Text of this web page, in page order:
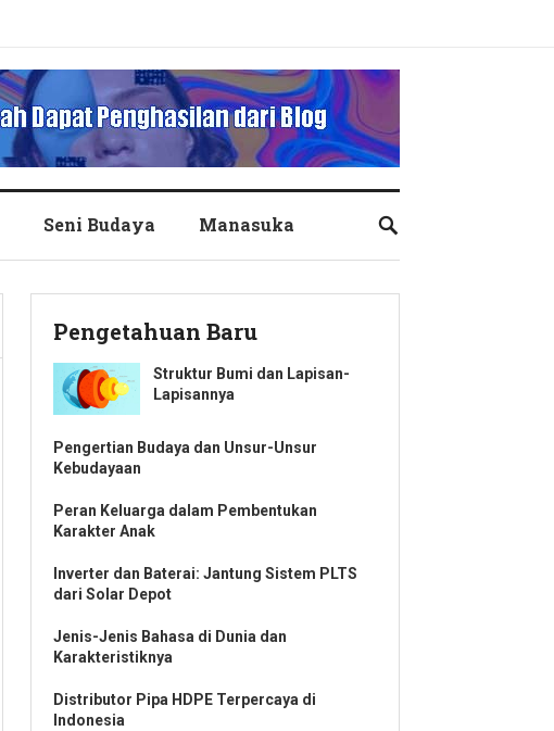
Seni Budaya Manasuka
Pengetahuan Baru
Struktur Bumi dan Lapisan-
Lapisannya
Pengertian Budaya dan Unsur-Unsur
Kebudayaan
Peran Keluarga dalam Pembentukan
Karakter Anak
Inverter dan Baterai: Jantung Sistem PLTS
dari Solar Depot
Jenis-Jenis Bahasa di Dunia dan
Karakteristiknya
Distributor Pipa HDPE Terpercaya di
Indonesia